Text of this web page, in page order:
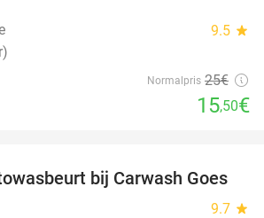
9.5 star
Normalpris 25€
15,50€
36%
bij Carwash Goes
9.7 star